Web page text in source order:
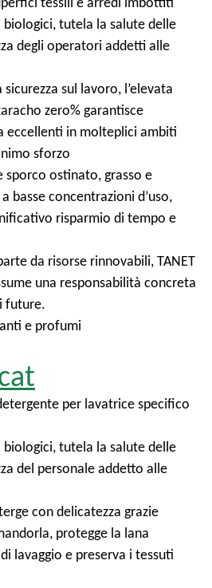
tutela la salute delle
degli operatori addetti alle
sul lavoro, l’elevata
zero% garantisce
eccellenti in molteplici ambiti
sforzo
sporco ostinato, grasso e
basse concentrazioni d’uso,
risparmio di tempo e
da risorse rinnovabili, TANET
una responsabilità concreta
future.
e profumi
per lavatrice specifico
tutela la salute delle
del personale addetto alle
con delicatezza grazie
protegge la lana
lavaggio e preserva i tessuti